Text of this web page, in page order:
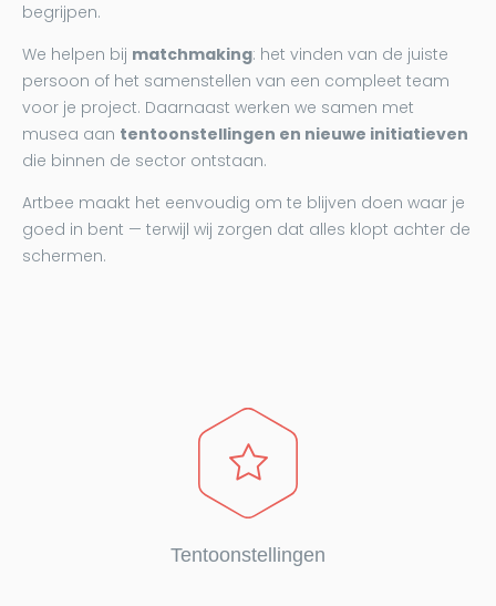
begrijpen.
We helpen bij matchmaking: het vinden van de juiste
persoon of het samenstellen van een compleet team
voor je project. Daarnaast werken we samen met
musea aan tentoonstellingen en nieuwe initiatieven
die binnen de sector ontstaan.
Artbee maakt het eenvoudig om te blijven doen waar je
goed in bent — terwijl wij zorgen dat alles klopt achter de
schermen.
Tentoonstellingen